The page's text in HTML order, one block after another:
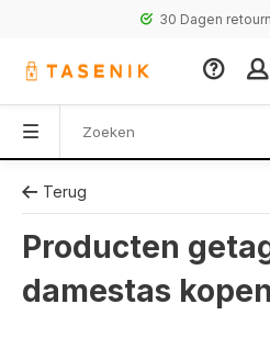
30 Dagen retourneren
Terug
Producten
damestas kopen